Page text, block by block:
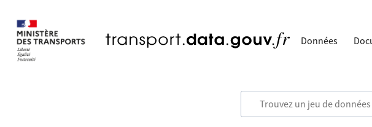
Données